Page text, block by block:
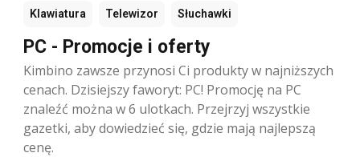
Klawiatura Telewizor Słuchawki
PC - Promocje i oferty
Kimbino zawsze przynosi Ci produkty w najniższych
cenach. Dzisiejszy faworyt: PC! Promocję na PC
znaleźć można w 6 ulotkach. Przejrzyj wszystkie
gazetki, aby dowiedzieć się, gdzie mają najlepszą
cenę.